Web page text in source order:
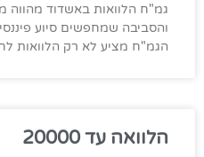
גמ"ח הלוואות באשדוד מהווה
והסביבה שמחפשים סיוע
הגמ"ח מציע לא רק הלוואות
הלוואה עד 20000